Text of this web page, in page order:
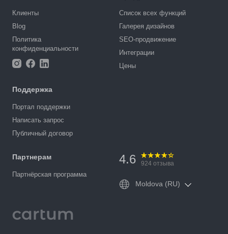
Клиенты
Blog
Политика
конфиденциальности
Список всех функций
Галерея дизайнов
SEO-продвижение
Интеграции
Цены
Поддержка
Портал поддержки
Написать запрос
Публичный договор
Партнерам
Партнёрская программа
4.6 924 отзыва
Moldova (RU)